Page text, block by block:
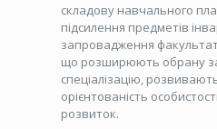
складову навчального
підсилення предметів
запровадження
що розширюють обрану
спеціалізацію,
орієнтованість
розвиток.